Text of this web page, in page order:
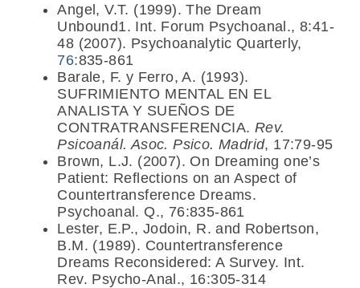
Angel, V.T. (1999). The Dream
Unbound1. Int. Forum Psychoanal., 8:41-
48 (2007). Psychoanalytic Quarterly,
76:835-861
Barale, F. y Ferro, A. (1993).
SUFRIMIENTO MENTAL EN EL
ANALISTA Y SUEÑOS DE
CONTRATRANSFERENCIA. Rev.
Psicoanál. Asoc. Psico. Madrid, 17:79-95
Brown, L.J. (2007). On Dreaming one’s
Patient: Reflections on an Aspect of
Countertransference Dreams.
Psychoanal. Q., 76:835-861
Lester, E.P., Jodoin, R. and Robertson,
B.M. (1989). Countertransference
Dreams Reconsidered: A Survey. Int.
Rev. Psycho-Anal., 16:305-314